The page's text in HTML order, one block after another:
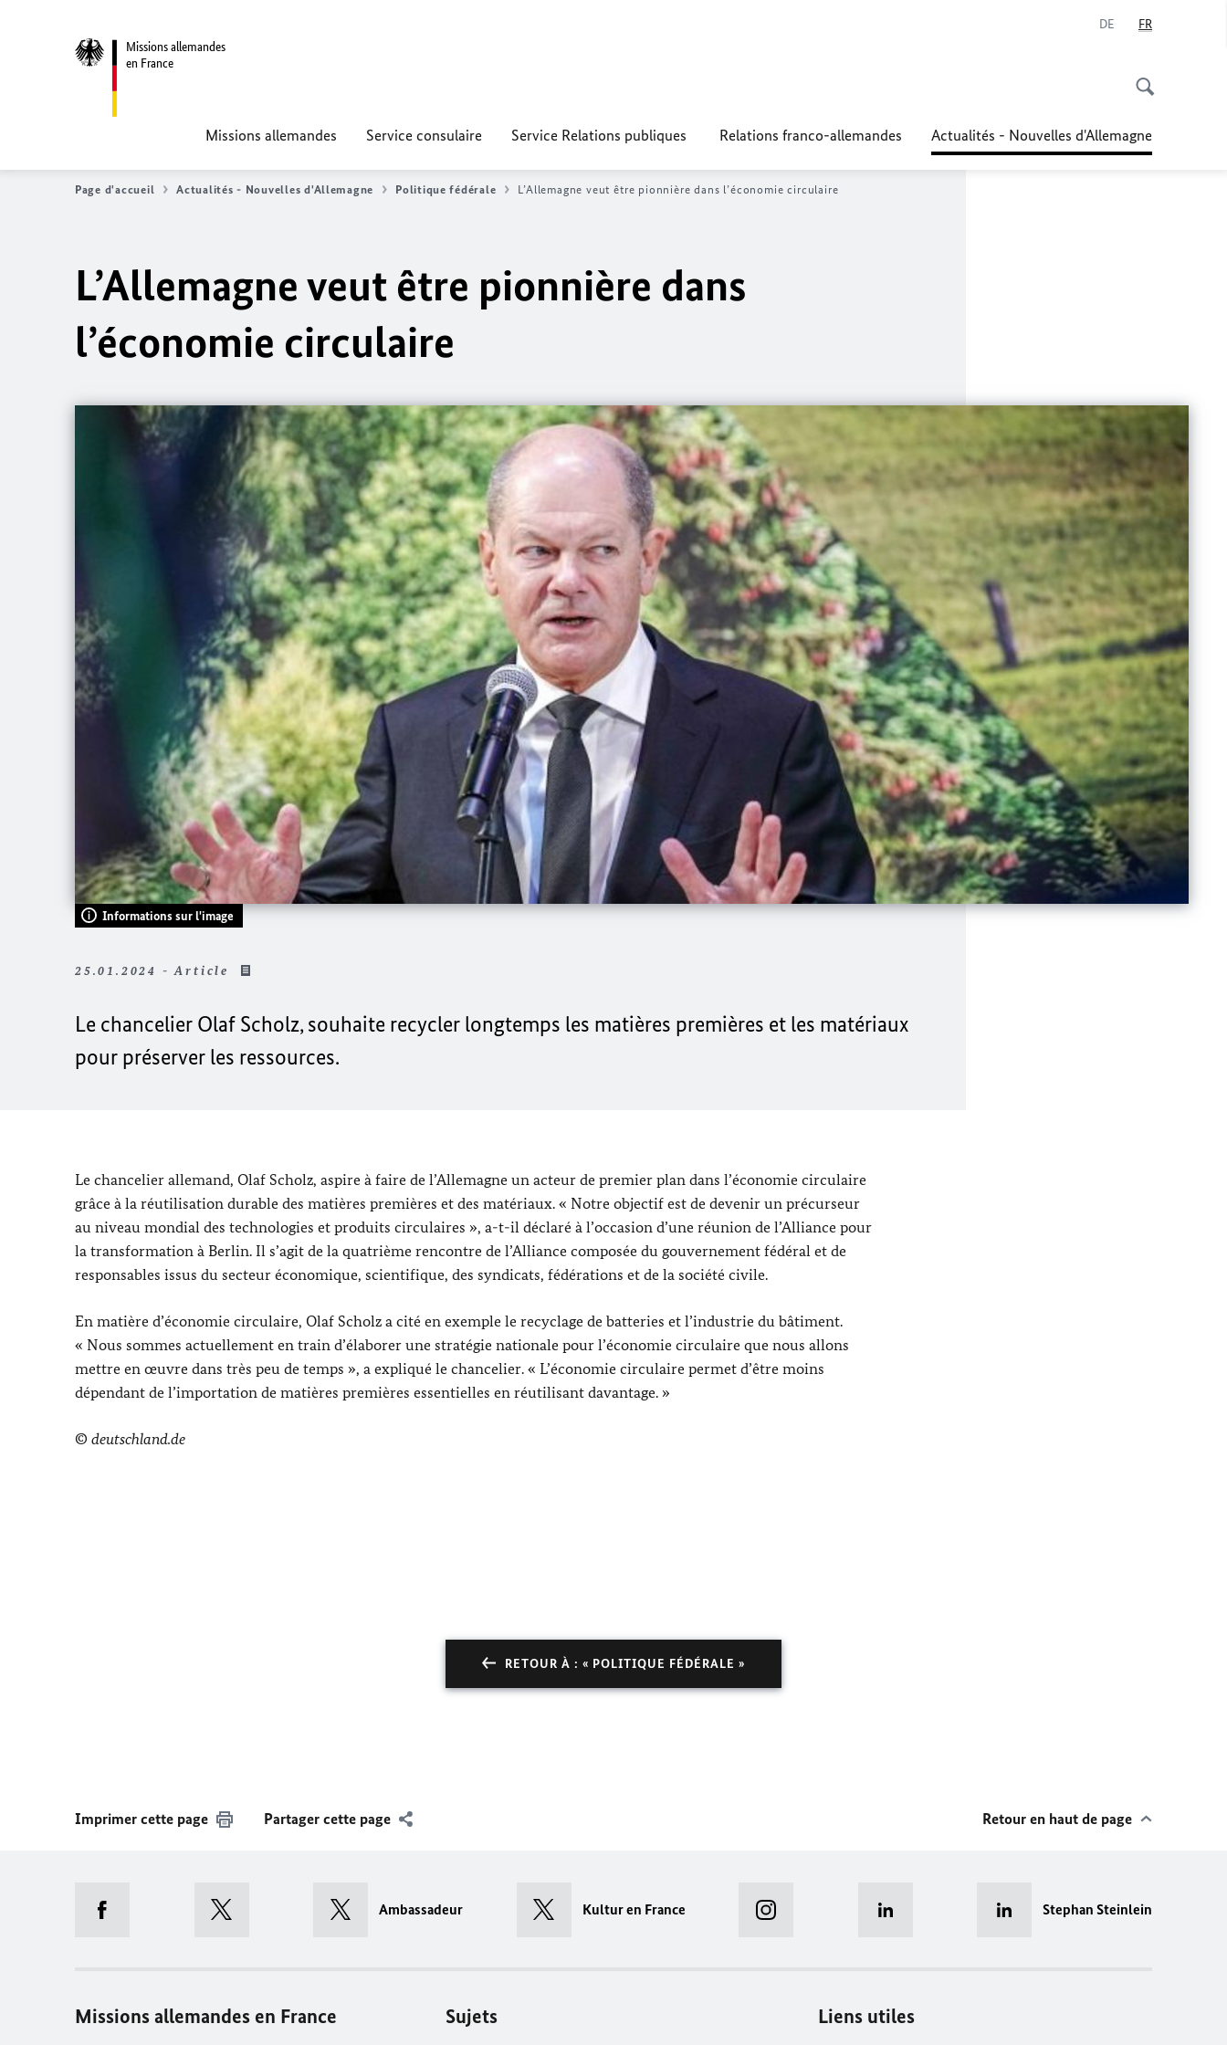
Missions allemandes
en France
DE FR
Missions allemandes Service consulaire Service Relations publiques Relations franco-allemandes Actualités - Nouvelles d'Allemagne
Page d'accueil Actualités - Nouvelles d'Allemagne Politique fédérale L’Allemagne veut être pionnière dans l’économie circulaire
L’Allemagne veut être pionnière dans
l’économie circulaire
Informations sur l'image
25.01.2024 - Article
Le chancelier Olaf Scholz, souhaite recycler longtemps les matières premières et les matériaux
pour préserver les ressources.
Le chancelier allemand, Olaf Scholz, aspire à faire de l’Allemagne un acteur de premier plan dans l’économie circulaire
grâce à la réutilisation durable des matières premières et des matériaux. « Notre objectif est de devenir un précurseur
au niveau mondial des technologies et produits circulaires », a-t-il déclaré à l’occasion d’une réunion de l’Alliance pour
la transformation à Berlin. Il s’agit de la quatrième rencontre de l’Alliance composée du gouvernement fédéral et de
responsables issus du secteur économique, scientifique, des syndicats, fédérations et de la société civile.
En matière d’économie circulaire, Olaf Scholz a cité en exemple le recyclage de batteries et l’industrie du bâtiment.
« Nous sommes actuellement en train d’élaborer une stratégie nationale pour l’économie circulaire que nous allons
mettre en œuvre dans très peu de temps », a expliqué le chancelier. « L’économie circulaire permet d’être moins
dépendant de l’importation de matières premières essentielles en réutilisant davantage. »
© deutschland.de
RETOUR À : « POLITIQUE FÉDÉRALE »
Imprimer cette page Partager cette page Retour en haut de page
Ambassadeur Kultur en France Stephan Steinlein
Missions allemandes en France Sujets Liens utiles